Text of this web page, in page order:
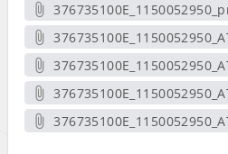
另開新視窗
另開新視
另開新視
另開新視